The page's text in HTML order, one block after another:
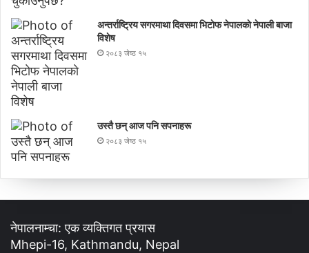
अन्तर्राष्ट्रिय सगरमाथा दिवसमा भिटाेफ नेपालकाे नेपाली बाजा
विशेष
२०८३ जेष्ठ १५
उस्तै छन् आज पनि सपनाहरू
२०८३ जेष्ठ १५
नेपालनाम्चा: एक व्यक्तिगत प्रयास
Mhepi-16, Kathmandu, Nepal